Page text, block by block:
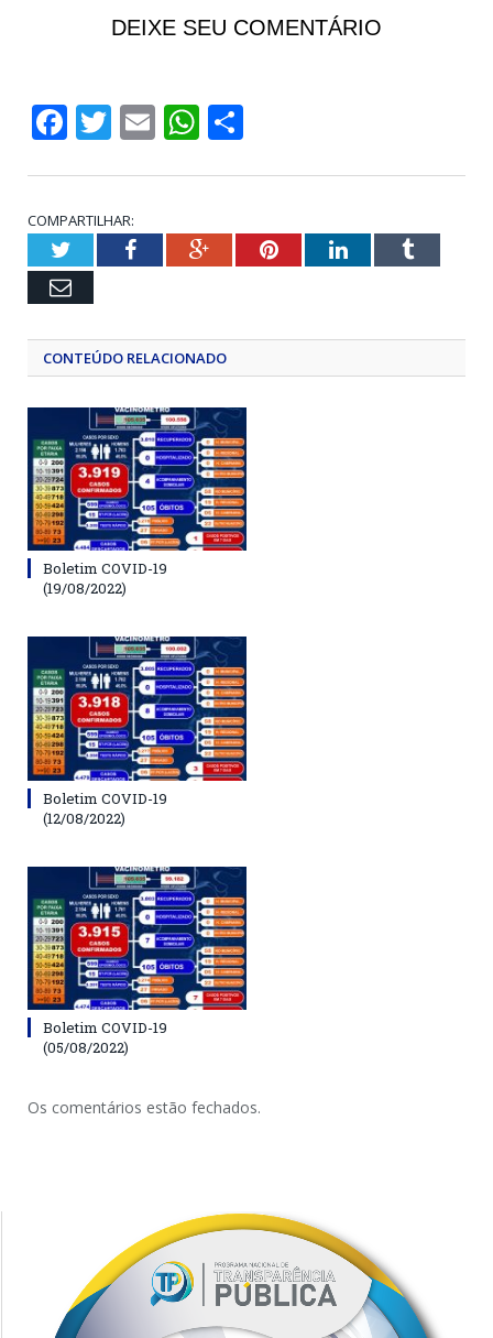
DEIXE SEU COMENTÁRIO
Facebook
Twitter
EmailWhatsApp
COMPARTILHAR:
TwitterFacebookGoogle+PinterestLinkedInTumblr
Email
CONTEÚDO RELACIONADO
Boletim COVID-19
(19/08/2022)
Boletim COVID-19
(12/08/2022)
Boletim COVID-19
(05/08/2022)
Os comentários estão fechados.